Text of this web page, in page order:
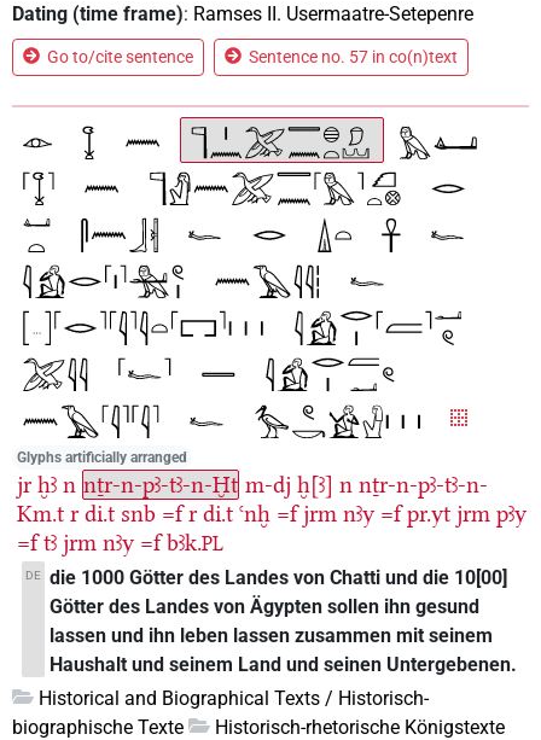
Dating (time frame): Ramses II. Usermaatre-Setepenre
Go to/cite sentence Sentence no. 57 in co(n)text
Glyphs artificially arranged
jr ḫꜣ n nṯr-n-pꜣ-tꜣ-n-Ḫt m-dj ḫ[ꜣ] n nṯr-n-pꜣ-tꜣ-n-
Km.t r di.t snb =f r di.t ꜥnḫ =f jrm nꜣy =f pr.yt jrm pꜣy
=f tꜣ jrm nꜣy =f bꜣk.PL
DE die 1000 Götter des Landes von Chatti und die 10[00]
Götter des Landes von Ägypten sollen ihn gesund
lassen und ihn leben lassen zusammen mit seinem
Haushalt und seinem Land und seinen Untergebenen.
Historical and Biographical Texts / Historisch-
biographische Texte
Historisch-rhetorische Königstexte